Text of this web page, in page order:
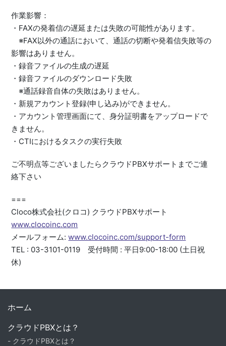
作業影響：
・FAXの発着信の遅延または失敗の可能性があります。
※FAX以外の通話において、通話の切断や発着信失敗等の
影響はありません。
・録音ファイルの生成の遅延
・録音ファイルのダウンロード失敗
※通話録音自体の失敗はありません。
・新規アカウント登録(申し込み)ができません。
・アカウント管理画面にて、身分証明書をアップロードで
きません。
・CTIにおけるタスクの実行失敗
ご不明点等ございましたらクラウドPBXサポートまでご連
絡下さい
===
Cloco株式会社(クロコ) クラウドPBXサポート
www.clocoinc.com
メールフォーム:www.clocoinc.com/support-form
TEL : 03-3101-0119 受付時間 : 平日9:00-18:00 (土日祝
休)
ホーム
クラウドPBXとは？
- クラウドPBXとは？